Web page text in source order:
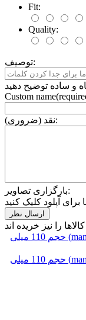
Fit:
Quality:
توصیف:
Custom
نقد (ضروری):
بارگزاری تصاویر: